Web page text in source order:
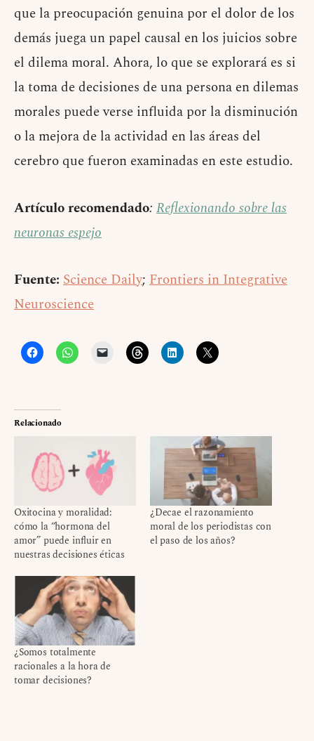
que la preocupación genuina por el dolor de los
demás juega un papel causal en los juicios sobre
el dilema moral. Ahora, lo que se explorará es si
la toma de decisiones de una persona en dilemas
morales puede verse influida por la disminución
o la mejora de la actividad en las áreas del
cerebro que fueron examinadas en este estudio.
Artículo recomendado: Reflexionando sobre las
neuronas espejo
Fuente: Science Daily; Frontiers in Integrative
Neuroscience
Relacionado
Oxitocina y moralidad:
cómo la “hormona del
amor” puede influir en
nuestras decisiones éticas
¿Decae el razonamiento
moral de los periodistas con
el paso de los años?
¿Somos totalmente
racionales a la hora de
tomar decisiones?